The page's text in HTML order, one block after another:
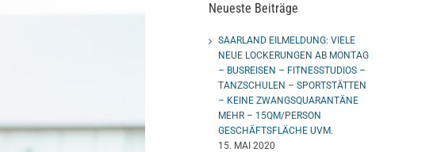
Neueste Beiträge
SAARLAND EILMELDUNG: VIELE
NEUE LOCKERUNGEN AB MONTAG
– BUSREISEN – FITNESSTUDIOS –
TANZSCHULEN – SPORTSTÄTTEN
– KEINE ZWANGSQUARANTÄNE
MEHR – 15QM/PERSON
GESCHÄFTSFLÄCHE UVM.
15. MAI 2020